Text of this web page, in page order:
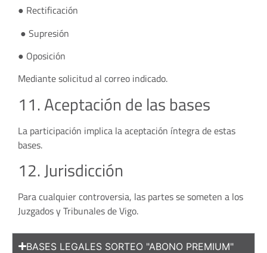
● Rectificación
● Supresión
● Oposición
Mediante solicitud al correo indicado.
11. Aceptación de las bases
La participación implica la aceptación íntegra de estas
bases.
12. Jurisdicción
Para cualquier controversia, las partes se someten a los
Juzgados y Tribunales de Vigo.
BASES LEGALES SORTEO "ABONO PREMIUM"